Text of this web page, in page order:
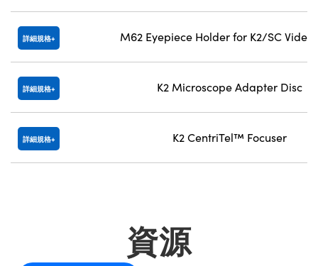
詳細規格 M62 Eyepiece Holder for K2/SC Video
詳細規格 K2 Microscope Adapter Disc
詳細規格 K2 CentriTel™ Focuser
資源